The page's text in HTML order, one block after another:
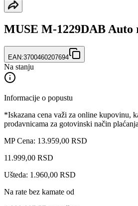
MUSE M-1229DAB Auto
EAN:3700460207694
Na stanju
Informacije o popustu
*Iskazana cena važi za online kupovinu,
prodavnicama za gotovinski način
MP Cena: 13.959,00 RSD
11.999,00 RSD
Ušteda: 1.960,00 RSD
Na rate bez kamate od